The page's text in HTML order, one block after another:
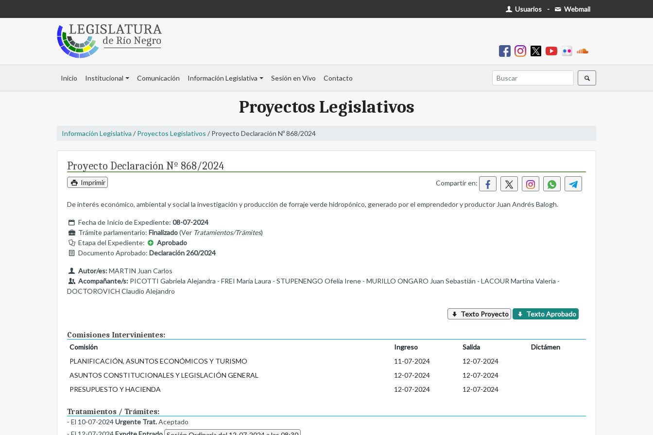
Usuarios - Webmail
Inicio Institucional Comunicación Información Legislativa Sesión en Vivo Contacto
Proyectos Legislativos
Información Legislativa / Proyectos Legislativos / Proyecto Declaración Nº 868/2024
Proyecto Declaración Nº 868/2024
Imprimir Compartir en:
De interés económico, ambiental y social la investigación y producción de forraje verde hidropónico, generado por el emprendedor y productor Juan Andrés Balogh.
Fecha de Inicio de Expediente: 08-07-2024
Trámite parlamentario: Finalizado(Ver Tratamientos/Trámites)
Etapa del Expediente:
Aprobado
Documento Aprobado: Declaración 260/2024
Autor/es:MARTIN Juan Carlos
Acompañante/s:PICOTTI Gabriela Alejandra - FREI María Laura - STUPENENGO Ofelia Irene - MURILLO ONGARO Juan Sebastián - LACOUR Martina Valeria -
DOCTOROVICH Claudio Alejandro
Texto Proyecto Texto Aprobado
Comisiones Intervinientes:
Comisión Ingreso Salida
Dictámen
PLANIFICACIÓN, ASUNTOS ECONÓMICOS Y TURISMO
11-07-2024
12-07-2024
ASUNTOS CONSTITUCIONALES Y LEGISLACIÓN GENERAL
12-07-2024
12-07-2024
PRESUPUESTO Y HACIENDA
12-07-2024 12-07-2024
Tratamientos / Trámites:
- El 10-07-2024Urgente Trat.Aceptado